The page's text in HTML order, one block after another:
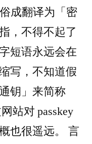
成翻译为「密
，不得不起了
短语永远会在
写，不知道假
钥」来简称
站对 passkey
也很遥远。 言